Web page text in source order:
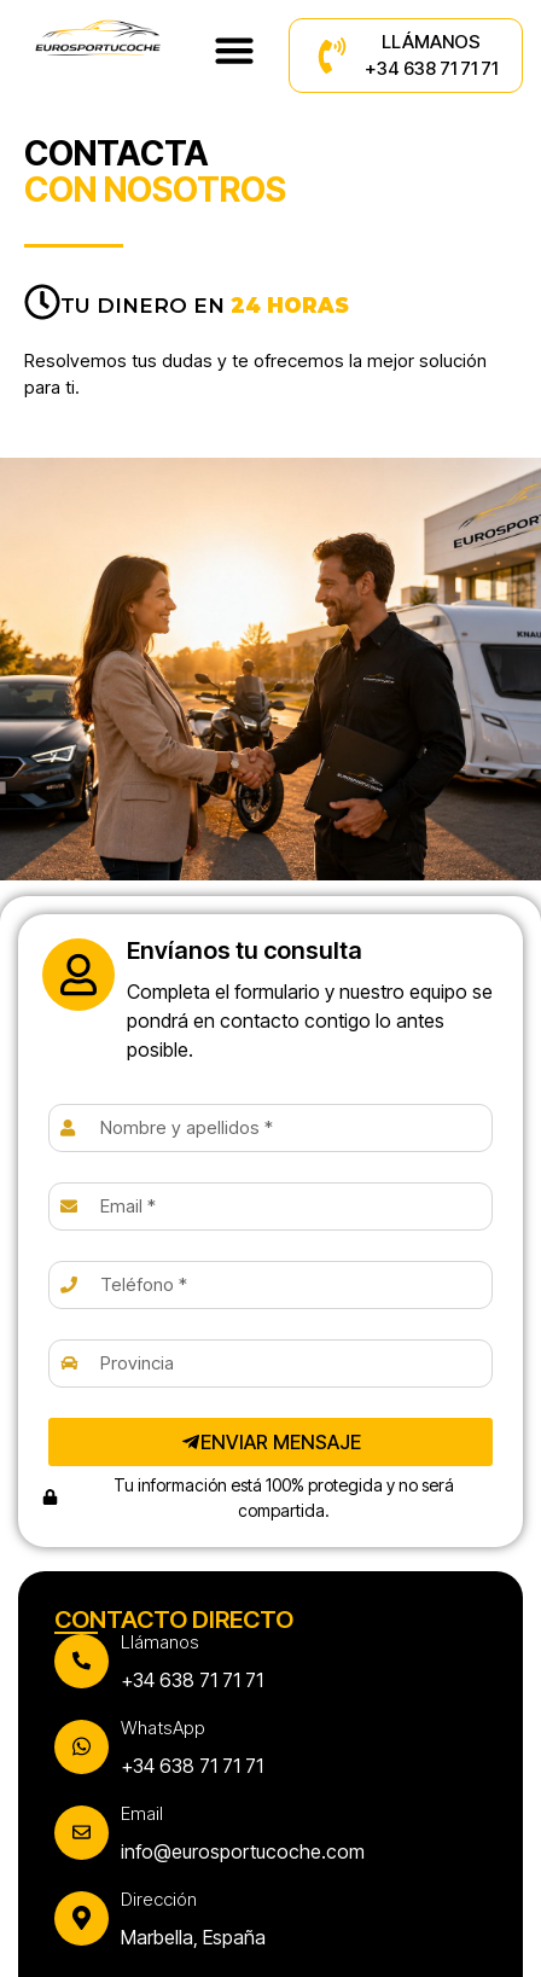
LLÁMANOS
+34 638 71 71 71
CONTACTA
CON NOSOTROS
TU DINERO EN 24 HORAS
Resolvemos tus dudas y te ofrecemos la mejor solución
para ti.
Envíanos tu consulta
Completa el formulario y nuestro equipo se
pondrá en contacto contigo lo antes
posible.
ENVIAR MENSAJE
Tu información está 100% protegida y no será
compartida.
CONTACTO DIRECTO
Llámanos
+34 638 71 71 71
WhatsApp
+34 638 71 71 71
Email
info@eurosportucoche.com
Dirección
Marbella, España